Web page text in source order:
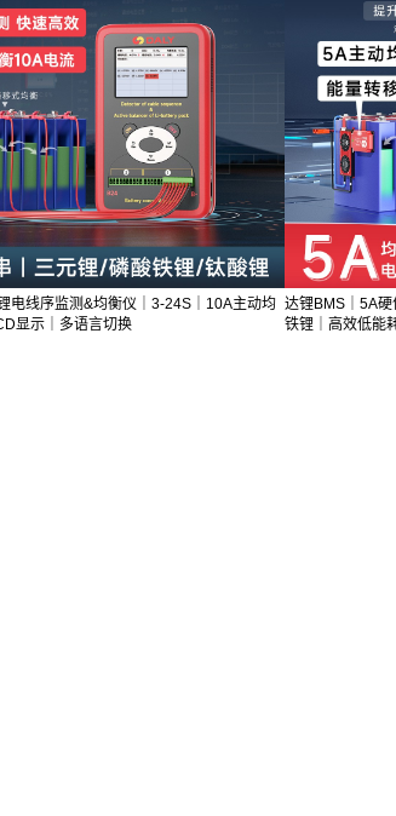
电线序监测&均衡仪｜3-24S｜10A主动均
显示｜多语言切换
达锂BMS｜5A
铁锂｜高效低能